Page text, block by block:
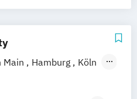
Main Hamburg
Köln